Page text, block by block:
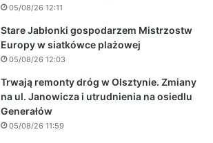
05/08/26 12:11
Stare Jabłonki gospodarzem Mistrzostw
Europy w siatkówce plażowej
05/08/26 12:03
Trwają remonty dróg w Olsztynie. Zmiany
na ul. Janowicza i utrudnienia na osiedlu
Generałów
05/08/26 11:59